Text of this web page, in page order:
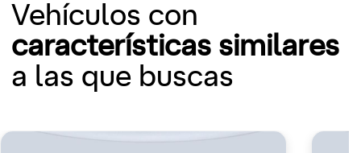
Vehículos con
características similares
a las que buscas